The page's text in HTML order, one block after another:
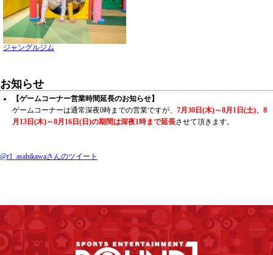
ジャングルジム
お知らせ
【ゲームコーナー営業時間延長のお知らせ】
ゲームコーナーは通常深夜0時までの営業ですが、 7月30日(木)～8月1日(土)、8
月13日(木)～8月16日(日)の期間は深夜1時まで延長させて頂きます。
@r1_asahikawaさんのツイート